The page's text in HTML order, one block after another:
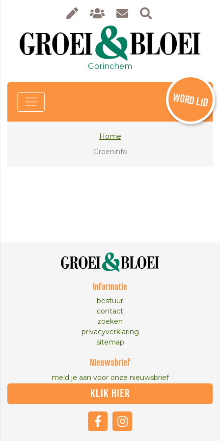
Gorinchem
WORD LID
Home
Groeninfo
Informatie
bestuur
contact
zoeken
privacyverklaring
sitemap
Nieuwsbrief
meld je aan voor onze nieuwsbrief
KLIK HIER